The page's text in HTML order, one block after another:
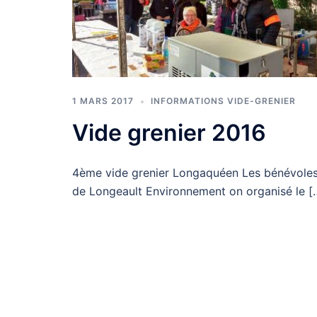
1 MARS 2017 INFORMATIONS VIDE-GRENIER
Vide grenier 2016
4ème vide grenier Longaquéen Les
de Longeault Environnement on organisé le